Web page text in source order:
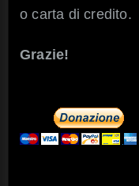
o carta di credito.
Grazie!